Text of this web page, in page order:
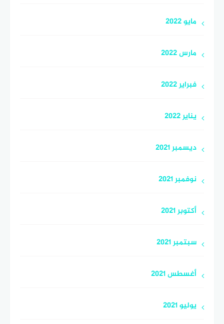
مايو 2022
مارس 2022
فبراير 2022
يناير 2022
ديسمبر 2021
نوفمبر 2021
أكتوبر 2021
سبتمبر 2021
أغسطس 2021
يوليو 2021